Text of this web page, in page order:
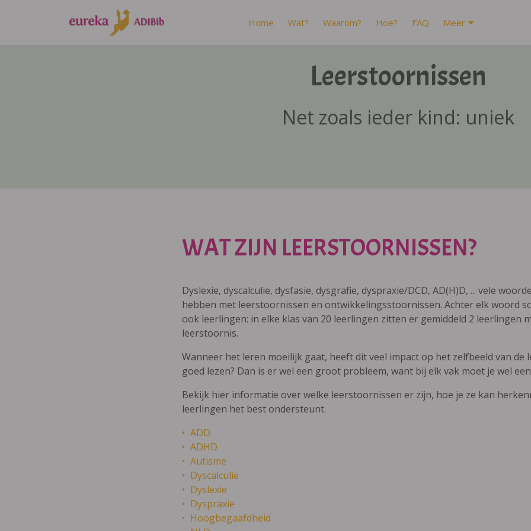
Home Wat? Waarom? Hoe? FAQ Meer
Leerstoornissen
Net zoals ieder kind: uniek
WAT ZIJN LEERSTOORNISSEN?
Dyslexie, dyscalculie, dysfasie, dysgrafie, dyspraxie/DCD, AD(H)D, ... vele
hebben met leerstoornissen en ontwikkelingsstoornissen. Achter elk woord
ook leerlingen: in elke klas van 20 leerlingen zitten er gemiddeld 2 leerlingen
leerstoornis.
Wanneer het leren moeilijk gaat, heeft dit veel impact op het zelfbeeld van de
goed lezen? Dan is er wel een groot probleem, want bij elk vak moet je wel
Bekijk hier informatie over welke leerstoornissen er zijn, hoe je ze kan
leerlingen het best ondersteunt.
ADD
ADHD
Autisme
Dyscalculie
Dyslexie
Dyspraxie
Hoogbegaafdheid